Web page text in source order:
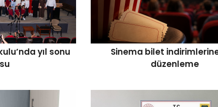
yıl sonu
Sinema bilet
düzenleme